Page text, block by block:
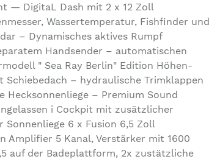
— DigitaL Dash mit 2 x 12 Zoll
Wassertemperatur, Fishfinder und
– Dynamisches aktives Rumpf
Handsender – automatischen
" Sea Ray Berlin" Edition Höhen-
– hydraulische Trimklappen
Hecksonnenliege – Premium Sound
i Cockpit mit zusätzlicher
6 x Fusion 6,5 Zoll
Amplifier 5 Kanal, Verstärker mit 1600
auf der Badeplattform, 2x zustätzliche